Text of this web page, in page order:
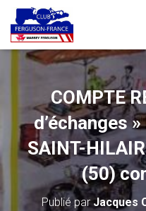
COMPTE
d’échanges
SAINT-
(50)
Publié parJacques